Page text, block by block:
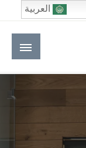
العربي
العربية